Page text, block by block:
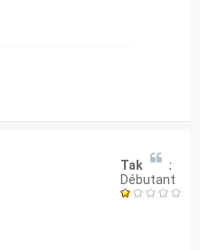
TakeDat
Débutant